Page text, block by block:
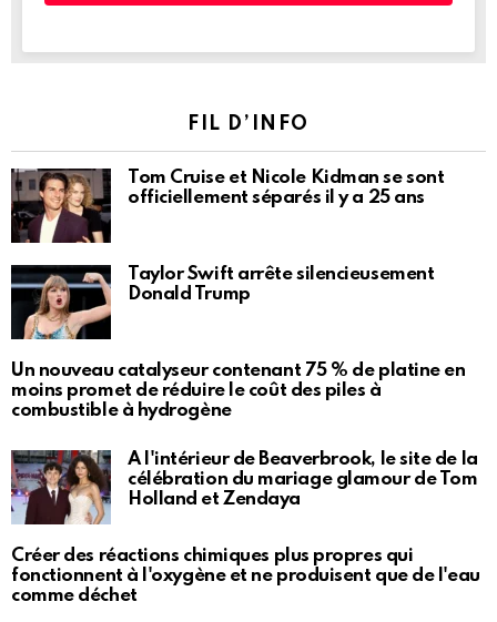
FIL D’INFO
Tom Cruise et Nicole Kidman se sont
officiellement séparés il y a 25 ans
Taylor Swift arrête silencieusement
Donald Trump
Un nouveau catalyseur contenant 75 % de platine en
moins promet de réduire le coût des piles à
combustible à hydrogène
À l'intérieur de Beaverbrook, le site de la
célébration du mariage glamour de Tom
Holland et Zendaya
Créer des réactions chimiques plus propres qui
fonctionnent à l'oxygène et ne produisent que de l'eau
comme déchet